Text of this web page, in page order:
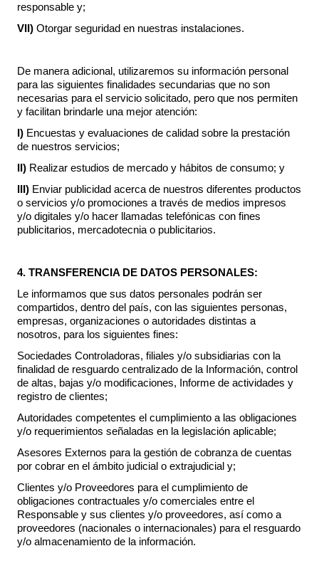
responsable y;
VII) Otorgar seguridad en nuestras instalaciones.
De manera adicional, utilizaremos su información personal
para las siguientes finalidades secundarias que no son
necesarias para el servicio solicitado, pero que nos permiten
y facilitan brindarle una mejor atención:
I) Encuestas y evaluaciones de calidad sobre la prestación
de nuestros servicios;
II) Realizar estudios de mercado y hábitos de consumo; y
III) Enviar publicidad acerca de nuestros diferentes productos
o servicios y/o promociones a través de medios impresos
y/o digitales y/o hacer llamadas telefónicas con fines
publicitarios, mercadotecnia o publicitarios.
4. TRANSFERENCIA DE DATOS PERSONALES:
Le informamos que sus datos personales podrán ser
compartidos, dentro del país, con las siguientes personas,
empresas, organizaciones o autoridades distintas a
nosotros, para los siguientes fines:
Sociedades Controladoras, filiales y/o subsidiarias con la
finalidad de resguardo centralizado de la Información, control
de altas, bajas y/o modificaciones, Informe de actividades y
registro de clientes;
Autoridades competentes el cumplimiento a las obligaciones
y/o requerimientos señaladas en la legislación aplicable;
Asesores Externos para la gestión de cobranza de cuentas
por cobrar en el ámbito judicial o extrajudicial y;
Clientes y/o Proveedores para el cumplimiento de
obligaciones contractuales y/o comerciales entre el
Responsable y sus clientes y/o proveedores, así como a
proveedores (nacionales o internacionales) para el resguardo
y/o almacenamiento de la información.